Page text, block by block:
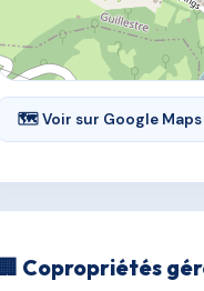
🗺 Voir sur Google Maps
🏢 Copropriétés